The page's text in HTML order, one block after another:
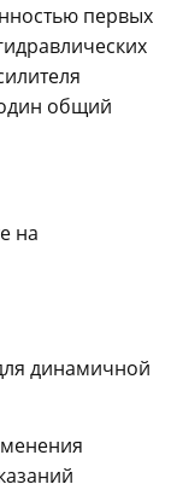
первых
общий
на
динамичной